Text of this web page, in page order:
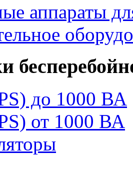
аппараты
до 1000 ВА
от 1000 ВА